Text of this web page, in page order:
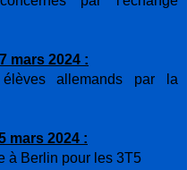
mars 2024 :
allemands par la
mars 2024 :
à Berlin pour les 3T5